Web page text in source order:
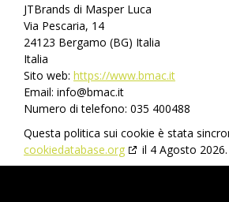
JTBrands di Masper Luca
Via Pescaria, 14
24123 Bergamo (BG) Italia
Italia
Sito web: https://www.bmac.it
Email: info@bmac.it
Numero di telefono: 035 400488
Questa politica sui cookie è stata
cookiedatabase.org
il 4 Agosto 2026.